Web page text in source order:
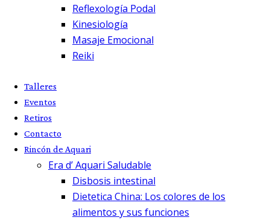
Reflexología Podal
Kinesiología
Masaje Emocional
Reiki
Talleres
Eventos
Retiros
Contacto
Rincón de Aquari
Era d’ Aquari Saludable
Disbosis intestinal
Dietetica China: Los colores de los
alimentos y sus funciones